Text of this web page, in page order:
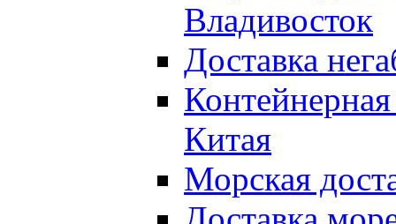
Владивосток
Доставка
Китая
Морская